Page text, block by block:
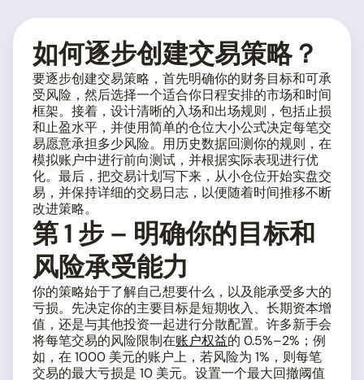
如何逐步创建交易策略？
要逐步创建交易策略，首先明确你的财务目标和可承
受风险，然后选择一个适合你日程安排的市场和时间
框架。接着，设计清晰的入场和出场规则，包括止损
和止盈水平，并使用简单的仓位大小公式决定每笔交
易愿意承担多少风险。用历史数据回测你的规则，在
模拟账户中进行前向测试，并根据实际表现进行优
化。最后，把交易计划写下来，从小仓位开始实盘交
易，并保持详细的交易日志，以便随着时间推移不断
改进策略。
第 1 步 – 明确你的目标和
风险承受能力
你的策略始于了解自己想要什么，以及能承受多大的
亏损。先决定你的主要目标是短期收入、长期资本增
值，还是与其他投资一起进行分散配置。许多新手会
将每笔交易的风险限制在账户权益的 0.5%–2%；例
如，在 1000 美元的账户上，若风险为 1%，则每笔
交易的最大亏损是 10 美元。设置一个最大回撤阈值